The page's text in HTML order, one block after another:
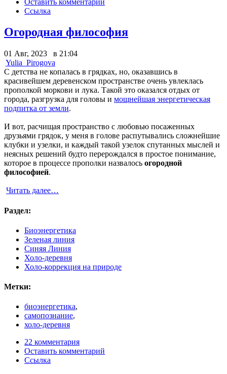
Ссылка
Огородная философия
01 Авг, 2023 в 21:04
Yulia_Pirogova
С детства не копалась в грядках, но, оказавшись в
красивейшем деревенском пространстве очень увлеклась
прополкой моркови и лука. Такой это оказался отдых от
города, разгрузка для головы и мощнейшая энергетическая
подпитка от земли.
И вот, расчищая пространство с любовью посаженных
друзьями грядок, у меня в голове распутывались сложнейшие
клубки и узелки, и каждый такой узелок спутанных мыслей и
неясных решений будто перерождался в простое понимание,
которое в процессе прополки назвалось огородной
философией.
Читать далее…
Раздел:
Биоэнергетика
Зеленая линия
Синяя Линия
Холо-деревня
Холо-коррекция на природе
Метки:
биоэнергетика,
самопознание,
холо-деревня
22 комментария
Оставить комментарий
Ссылка